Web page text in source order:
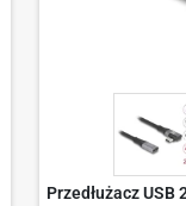
Przedłużacz USB